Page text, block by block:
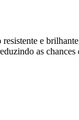
e
as chances